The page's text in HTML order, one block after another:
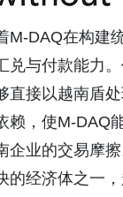
M-DAQ在构建
兑与付款能力
直接以越南盾
赖，使M-DAQ
业的交易摩擦
的经济体之一